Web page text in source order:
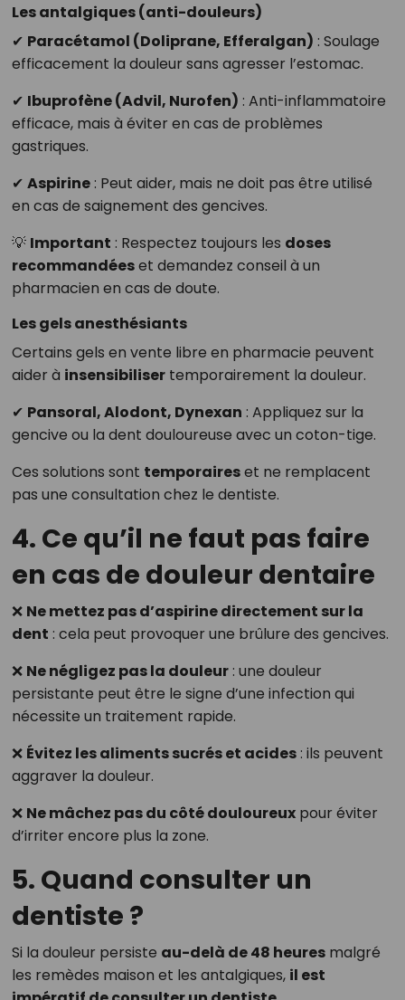
Les antalgiques (anti-douleurs)
✔ Paracétamol (Doliprane, Efferalgan) : Soulage
efficacement la douleur sans agresser l’estomac.
✔ Ibuprofène (Advil, Nurofen) : Anti-inflammatoire
efficace, mais à éviter en cas de problèmes
gastriques.
✔ Aspirine: Peut aider, mais ne doit pas être utilisé
en cas de saignement des gencives.
💡 Important : Respectez toujours les doses
recommandéeset demandez conseil à un
pharmacien en cas de doute.
Les gels anesthésiants
Certains gels en vente libre en pharmacie peuvent
aider à insensibilisertemporairement la douleur.
✔ Pansoral, Alodont, Dynexan : Appliquez sur la
gencive ou la dent douloureuse avec un coton-tige.
Ces solutions sont temporaireset ne remplacent
pas une consultation chez le dentiste.
4. Ce qu’il ne faut pas faire
en cas de douleur dentaire
❌ Ne mettez pas d’aspirine directement sur la
dent : cela peut provoquer une brûlure des gencives.
❌ Ne négligez pas la douleur: une douleur
persistante peut être le signe d’une infection qui
nécessite un traitement rapide.
❌ Évitez les aliments sucrés et acides: ils peuvent
aggraver la douleur.
❌ Ne mâchez pas du côté douloureuxpour éviter
d’irriter encore plus la zone.
5. Quand consulter un
dentiste ?
Si la douleur persiste au-delà de 48 heuresmalgré
les remèdes maison et les antalgiques, il est